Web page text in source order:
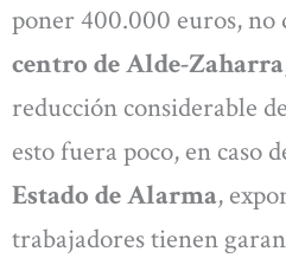
poner 400.000 euros, no
centro de Alde-Zaharra
reducción considerable
esto fuera poco, en caso
Estado de Alarma,
trabajadores tienen